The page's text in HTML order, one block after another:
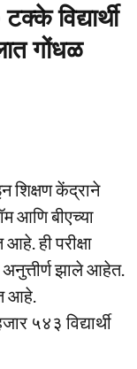
विद्यार्थी
गोंधळ
शिक्षण केंद्राने
आणि बीएच्या
ही परीक्षा
अनुत्तीर्ण झाले आहेत.
आहे.
५४३ विद्यार्थी